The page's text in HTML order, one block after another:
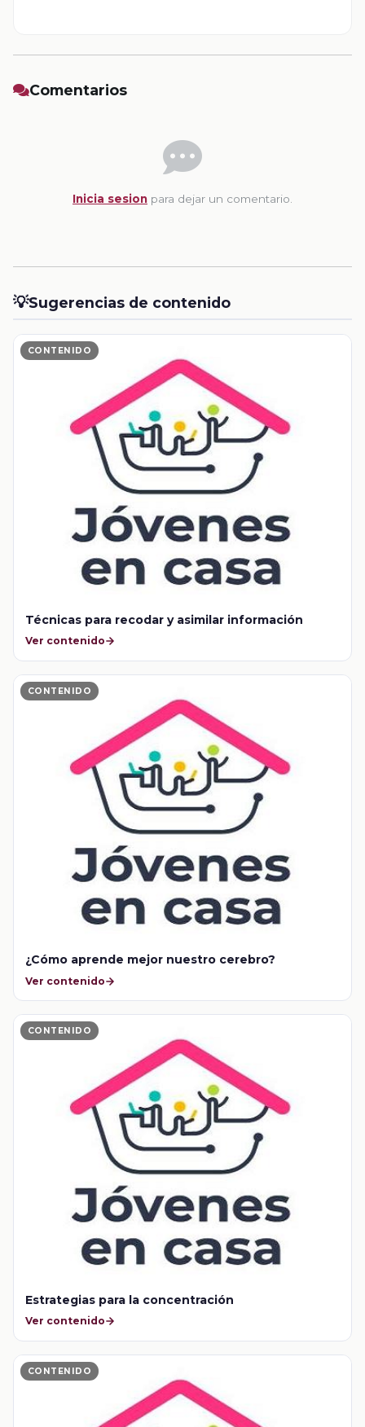
Comentarios
Inicia sesion para dejar un comentario.
💡Sugerencias de contenido
CONTENIDO
Técnicas para recodar y asimilar información
Ver contenido
CONTENIDO
¿Cómo aprende mejor nuestro cerebro?
Ver contenido
CONTENIDO
Estrategias para la concentración
Ver contenido
CONTENIDO